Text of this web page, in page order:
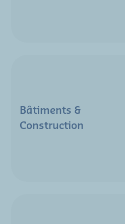
Bâtiments &
Construction